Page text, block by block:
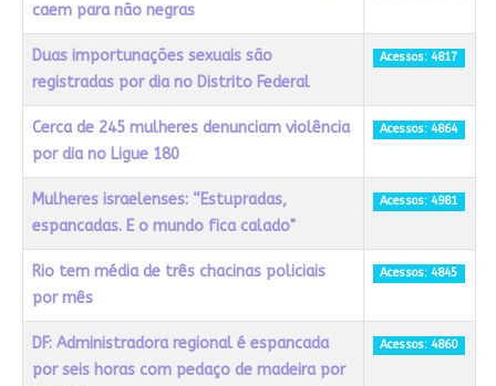
caem para não negras
Duas importunações sexuais são
registradas por dia no Distrito Federal
Acessos: 4817
Cerca de 245 mulheres denunciam violência
por dia no Ligue 180
Acessos: 4864
Mulheres israelenses: “Estupradas,
espancadas. E o mundo fica calado"
Acessos: 4981
Rio tem média de três chacinas policiais
por mês
Acessos: 4845
DF: Administradora regional é espancada
por seis horas com pedaço de madeira por
Acessos: 4860